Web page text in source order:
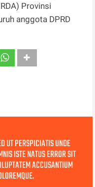
Provinsi
anggota DPRD
UT PERSPICIATIS UNDE
ISTE NATUS ERROR SIT
ACCUSANTIUM